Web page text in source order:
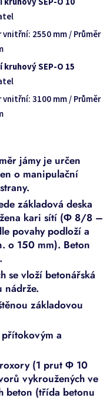
vnitřní: 2550 mm /Průměr
SEP-O 15
vnitřní: 3100 mm /Průměr
jámy je určen
o manipulační
základová deska
kari sítí (Φ 8/8 –
povahy podloží a
o 150 mm). Beton
se vloží betonářská
nádrže.
základovou
a
(1 prut Φ 10
vykroužených ve
beton (třída betonu